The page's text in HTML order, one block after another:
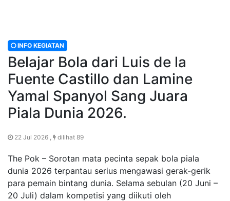
INFO KEGIATAN
Belajar Bola dari Luis de la
Fuente Castillo dan Lamine
Yamal Spanyol Sang Juara
Piala Dunia 2026.
22 Jul 2026 , dilihat 89
The Pok – Sorotan mata pecinta sepak bola piala
dunia 2026 terpantau serius mengawasi gerak-gerik
para pemain bintang dunia. Selama sebulan (20 Juni –
20 Juli) dalam kompetisi yang diikuti oleh